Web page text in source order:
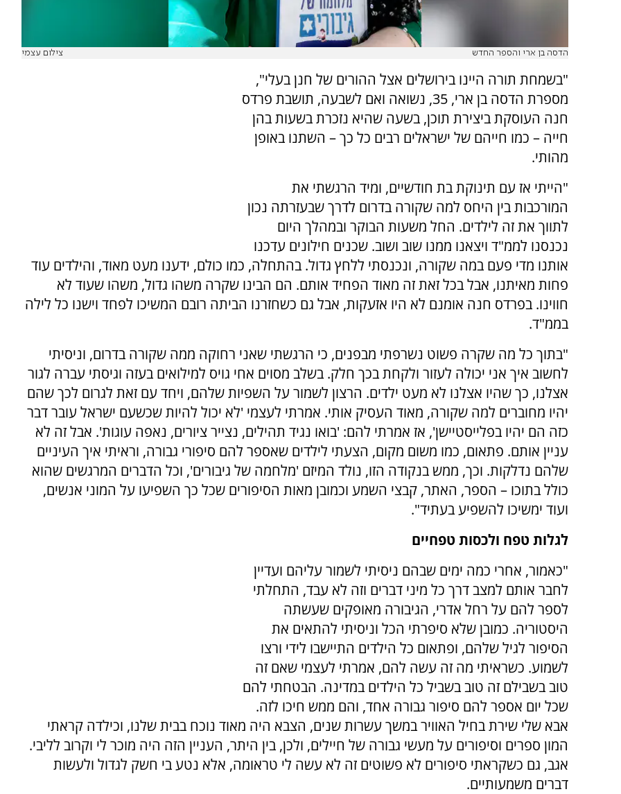
הדסה בן ארי והספר החדש צילום עצמי
"בשמחת תורה היינו בירושלים אצל ההורים של חנן בעלי",
מספרת הדסה בן ארי, 35, נשואה ואם לשבעה, תושבת פרדס
חנה העוסקת ביצירת תוכן, בשעה שהיא נזכרת בשעות בהן
חייה – כמו חייהם של ישראלים רבים כל כך – השתנו באופן
מהותי.
"הייתי אז עם תינוקת בת חודשיים, ומיד הרגשתי את
המורכבות בין היחס למה שקורה בדרום לדרך שבעזרתה נכון
לתווך את זה לילדים. החל משעות הבוקר ובמהלך היום
נכנסנו לממ"ד ויצאנו ממנו שוב ושוב. שכנים חילונים עדכנו
אותנו מדי פעם במה שקורה, ונכנסתי ללחץ גדול. בהתחלה, כמו כולם, ידענו מעט מאוד, והילדים עוד
פחות מאיתנו, אבל בכל זאת זה מאוד הפחיד אותם. הם הבינו שקרה משהו גדול, משהו שעוד לא
חווינו. בפרדס חנה אומנם לא היו אזעקות, אבל גם כשחזרנו הביתה רובם המשיכו לפחד וישנו כל לילה
בממ"ד.
"בתוך כל מה שקרה פשוט נשרפתי מבפנים, כי הרגשתי שאני רחוקה ממה שקורה בדרום, וניסיתי
לחשוב איך אני יכולה לעזור ולקחת בכך חלק. בשלב מסוים אחי גויס למילואים בעזה וגיסתי עברה לגור
אצלנו, כך שהיו אצלנו לא מעט ילדים. הרצון לשמור על השפיות שלהם, ויחד עם זאת לגרום לכך שהם
יהיו מחוברים למה שקורה, מאוד העסיק אותי. אמרתי לעצמי 'לא יכול להיות שכשעם ישראל עובר דבר
כזה הם יהיו בפלייסטיישן', אז אמרתי להם: 'בואו נגיד תהילים, נצייר ציורים, נאפה עוגות'. אבל זה לא
עניין אותם. פתאום, כמו משום מקום, הצעתי לילדים שאספר להם סיפורי גבורה, וראיתי איך העיניים
שלהם נדלקות. וכך, ממש בנקודה הזו, נולד המיזם 'מלחמה של גיבורים', וכל הדברים המרגשים שהוא
כולל בתוכו – הספר, האתר, קבצי השמע וכמובן מאות הסיפורים שכל כך השפיעו על המוני אנשים,
ועוד ימשיכו להשפיע בעתיד".
לגלות טפח ולכסות טפחיים
"כאמור, אחרי כמה ימים שבהם ניסיתי לשמור עליהם ועדיין
לחבר אותם למצב דרך כל מיני דברים וזה לא עבד, התחלתי
לספר להם על רחל אדרי, הגיבורה מאופקים שעשתה
היסטוריה. כמובן שלא סיפרתי הכל וניסיתי להתאים את
הסיפור לגיל שלהם, ופתאום כל הילדים התיישבו לידי ורצו
לשמוע. כשראיתי מה זה עשה להם, אמרתי לעצמי שאם זה
טוב בשבילם זה טוב בשביל כל הילדים במדינה. הבטחתי להם
שכל יום אספר להם סיפור גבורה אחד, והם ממש חיכו לזה.
אבא שלי שירת בחיל האוויר במשך עשרות שנים, הצבא היה מאוד נוכח בבית שלנו, וכילדה קראתי
המון ספרים וסיפורים על מעשי גבורה של חיילים, ולכן, בין היתר, העניין הזה היה מוכר לי וקרוב לליבי.
אגב, גם כשקראתי סיפורים לא פשוטים זה לא עשה לי טראומה, אלא נטע בי חשק לגדול ולעשות
דברים משמעותיים.